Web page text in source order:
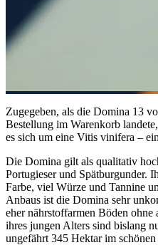
Zugegeben, als die Domina 13
Bestellung im Warenkorb
es sich um eine Vitis vinifera –
Die Domina gilt als qualitativ
Portugieser und Spätburgunder.
Farbe, viel Würze und Tannine
Anbaus ist die Domina sehr
eher nährstoffarmen Böden
ihres jungen Alters sind bislang
ungefährt 345 Hektar im